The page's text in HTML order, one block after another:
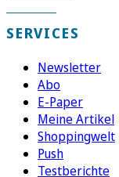
SERVICES
Newsletter
Abo
E-Paper
Meine Artikel
Shoppingwelt
Push
Testberichte